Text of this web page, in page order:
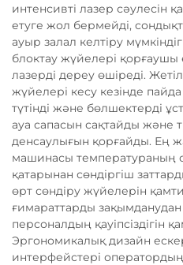
интенсивті лазер сәулесін
етуге жол бермейді,
ауыр залал келтіру
блоктау жүйелері қорғаушы
лазерді дереу өшіреді.
жүйелері кесу кезінде
түтінді және бөлшектерді
ауа сапасын сақтайды және
денсаулығын қорғайды. Ең
машинасы температураның
қатарынан сөндіргіш
өрт сөндіру жүйелерін
ғимараттарды
персоналдың қауіпсіздігін
Эргономикалық дизайн
интерфейстері оператордың